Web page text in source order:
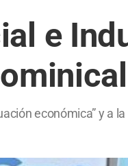
e
económica” y a